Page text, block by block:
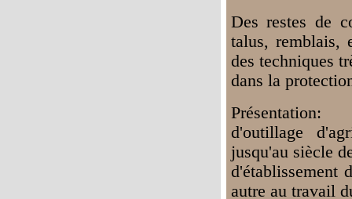
Des restes de
talus, remblais,
des techniques
dans la
Présentation:
d'outillage
jusqu'au siècle
d'établissement
autre au travail